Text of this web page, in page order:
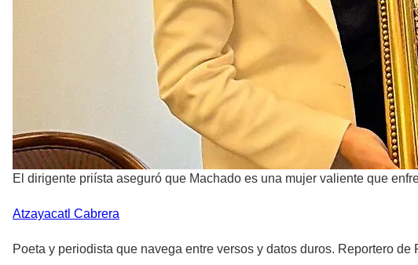
El dirigente priísta aseguró que Machado es una mujer valiente que
Atzayacatl Cabrera
Poeta y periodista que navega entre versos y datos duros. Reportero